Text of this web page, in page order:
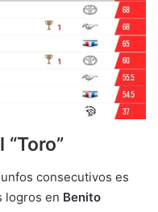
consecutivos es
logros en Benito